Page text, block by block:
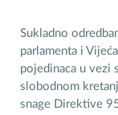
Sukladno
parlamenta i
pojedinaca u vezi
slobodnom
snage Direktive